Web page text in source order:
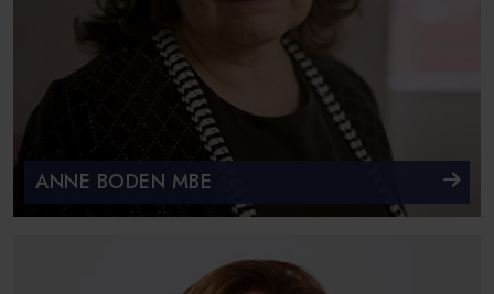
ANNE BODEN MBE